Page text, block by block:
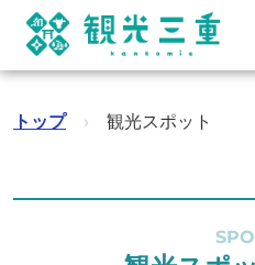
トップ › 観光スポット